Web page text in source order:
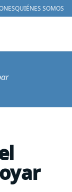
QUIÉNES SOMOS